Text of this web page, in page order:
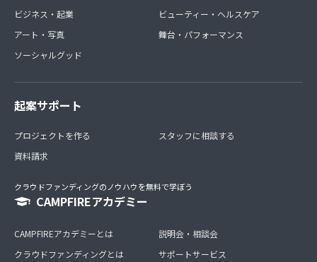
ビジネス・起業
アート・写真
ソーシャルグッド
ビューティー・ヘルスケア
舞台・パフォーマンス
起案サポート
プロジェクトを作る
資料請求
スタッフに相談する
クラウドファンディングのノウハウを無料で学ぼう
CAMPFIREアカデミー
CAMPFIREアカデミーとは
クラウドファンディングとは
説明会・相談会
サポートサービス